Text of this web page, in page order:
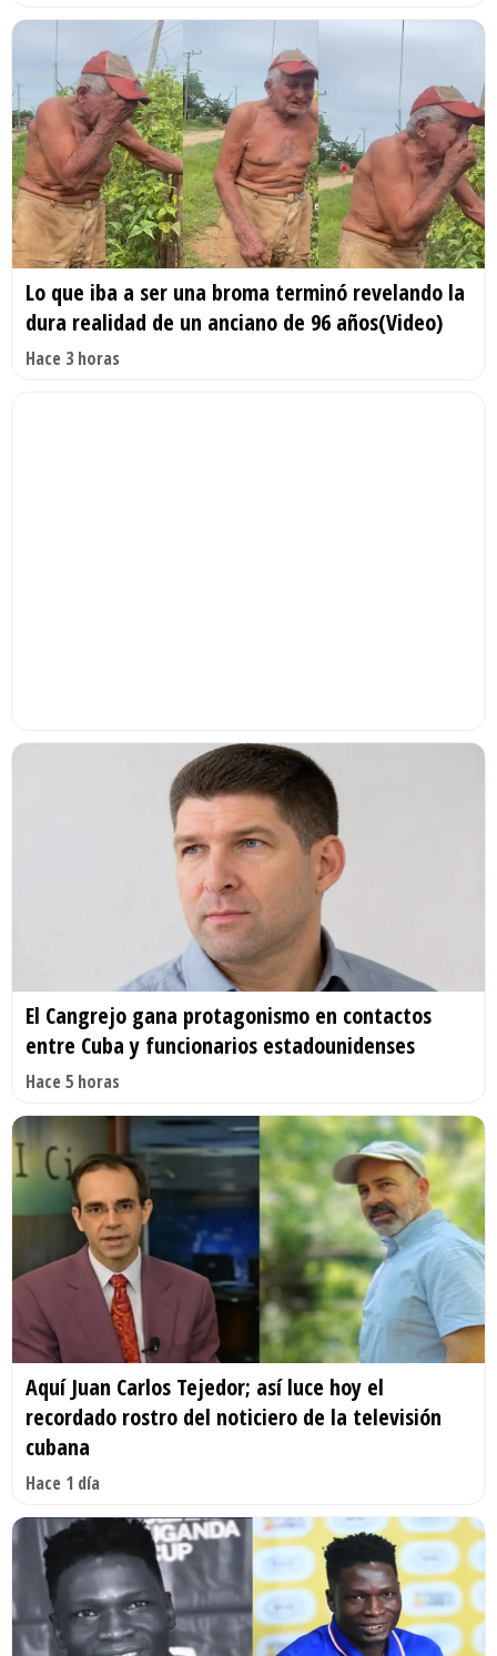
Lo que iba a ser una broma terminó revelando la
dura realidad de un anciano de 96 años(Video)
Hace 3 horas
El Cangrejo gana protagonismo en contactos
entre Cuba y funcionarios estadounidenses
Hace 5 horas
Aquí Juan Carlos Tejedor; así luce hoy el
recordado rostro del noticiero de la televisión
cubana
Hace 1 día